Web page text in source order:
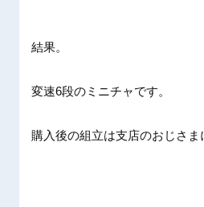
結果。
変速6段のミニチャです。
購入後の組立は支店のおじさま